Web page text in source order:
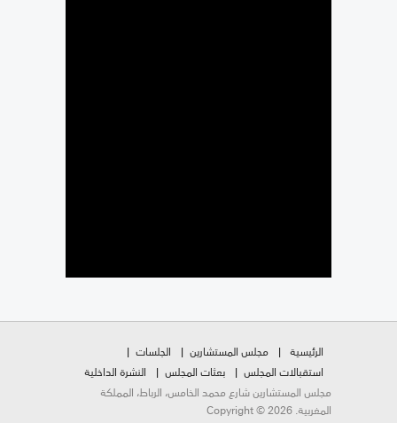
الرئيسية مجلس المستشارين
الجلسات
استقبالات المجلس
بعثات المجلس
النشرة الداخلية
مجلس المستشارين شارع محمد الخامس، الرباط، المملكة
المغربية. Copyright © 2026